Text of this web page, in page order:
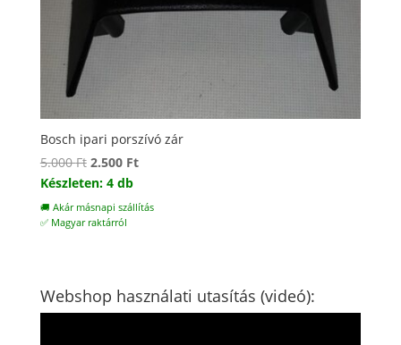
Bosch ipari porszívó zár
5.000Ft Original
price
was:
5.000 Ft.
2.500 FtCurrent
is:
Készleten: 4 db
🚚 Akár másnapi szállítás
✅ Magyar raktárról
Webshop használati utasítás (videó):